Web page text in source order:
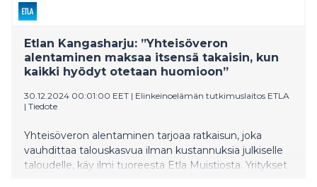
Etlan Kangasharju: ”Yhteisöveron
alentaminen maksaa itsensä takaisin, kun
kaikki hyödyt otetaan huomioon”
30.12.2024 00:01:00 EET | Elinkeinoelämän tutkimuslaitos ETLA
| Tiedote
Yhteisöveron alentaminen tarjoaa ratkaisun, joka
vauhdittaa talouskasvua ilman kustannuksia julkiselle
taloudelle, käy ilmi tuoreesta Etla Muistiosta. Yritykset